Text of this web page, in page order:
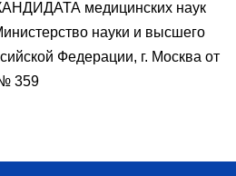
медицинских наук
науки и высшего
Федерации, г. Москва от
359